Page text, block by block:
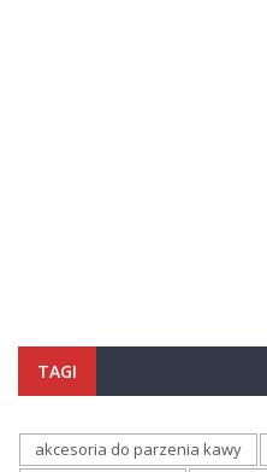
TAGI
akcesoria do parzenia kawy